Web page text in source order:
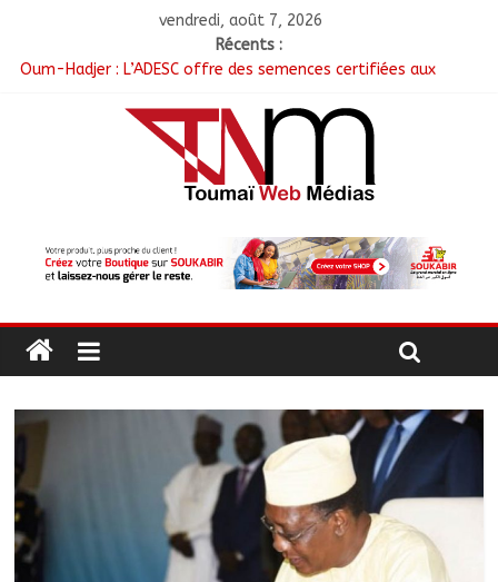
vendredi, août 7, 2026
Récents :
Oum-Hadjer : L’ADESC offre des semences certifiées aux
RGPH-3 : Le Tchad clôture la collecte des données avec plus
de 4,3 millions de ménages recensés
Tchad–Égypte : La Commission mixte relance les grands
chantiers de coopération
Nigeria : 308 otages libérés lors d’une vaste opération de